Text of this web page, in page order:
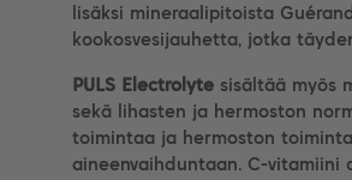
lisäksi mineraalipitoista
kookosvesijauhetta, jotka
PULS Electrolyte sisältää myös
sekä lihasten ja hermoston
toimintaa ja hermoston
aineenvaihduntaan. C-vitamiini